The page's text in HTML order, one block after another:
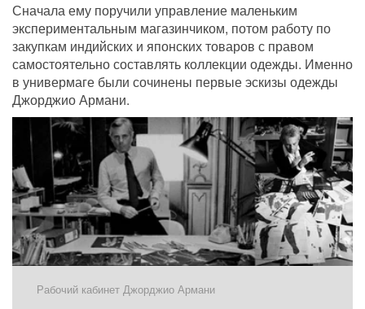
Сначала ему поручили управление маленьким
экспериментальным магазинчиком, потом работу по
закупкам индийских и японских товаров с правом
самостоятельно составлять коллекции одежды. Именно
в универмаге были сочинены первые эскизы одежды
Джорджио Армани.
Рабочий кабинет Джорджио Армани